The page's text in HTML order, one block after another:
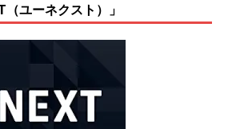
ユーネクスト）」